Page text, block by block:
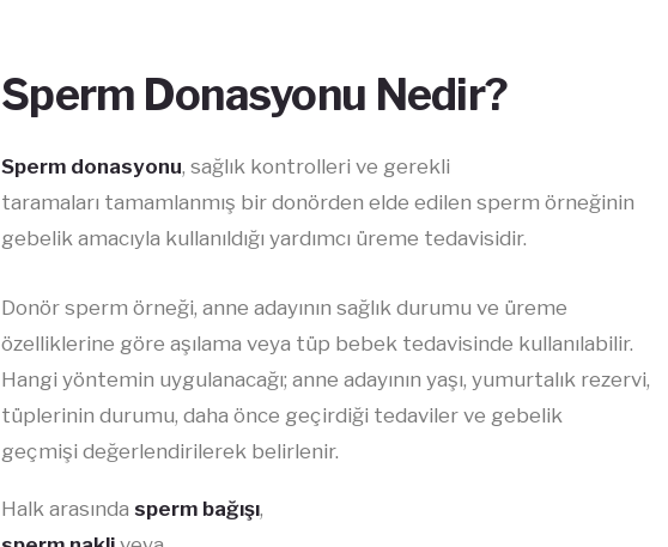
Sperm Donasyonu Nedir?
Sperm donasyonu, sağlık kontrolleri ve gerekli
taramaları tamamlanmış bir donörden elde edilen sperm örneğinin
gebelik amacıyla kullanıldığı yardımcı üreme tedavisidir.
Donör sperm örneği, anne adayının sağlık durumu ve üreme
özelliklerine göre aşılama veya tüp bebek tedavisinde kullanılabilir.
Hangi yöntemin uygulanacağı; anne adayının yaşı, yumurtalık rezervi,
tüplerinin durumu, daha önce geçirdiği tedaviler ve gebelik
geçmişi değerlendirilerek belirlenir.
Halk arasında sperm bağışı,